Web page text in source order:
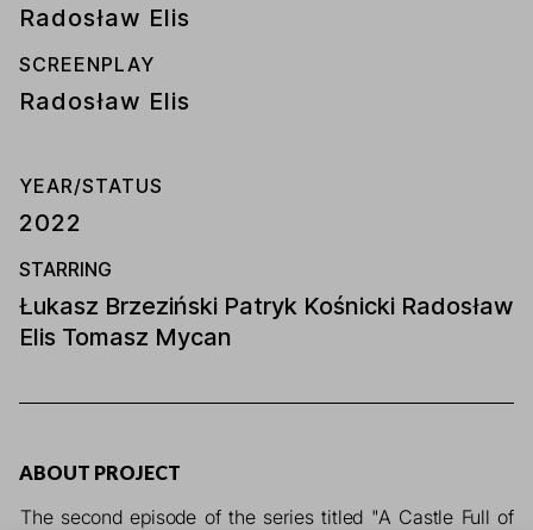
Radosław Elis
SCREENPLAY
Radosław Elis
YEAR/STATUS
2022
STARRING
Łukasz Brzeziński Patryk Kośnicki Radosław
Elis Tomasz Mycan
ABOUT PROJECT
The second episode of the series titled "A Castle Full of